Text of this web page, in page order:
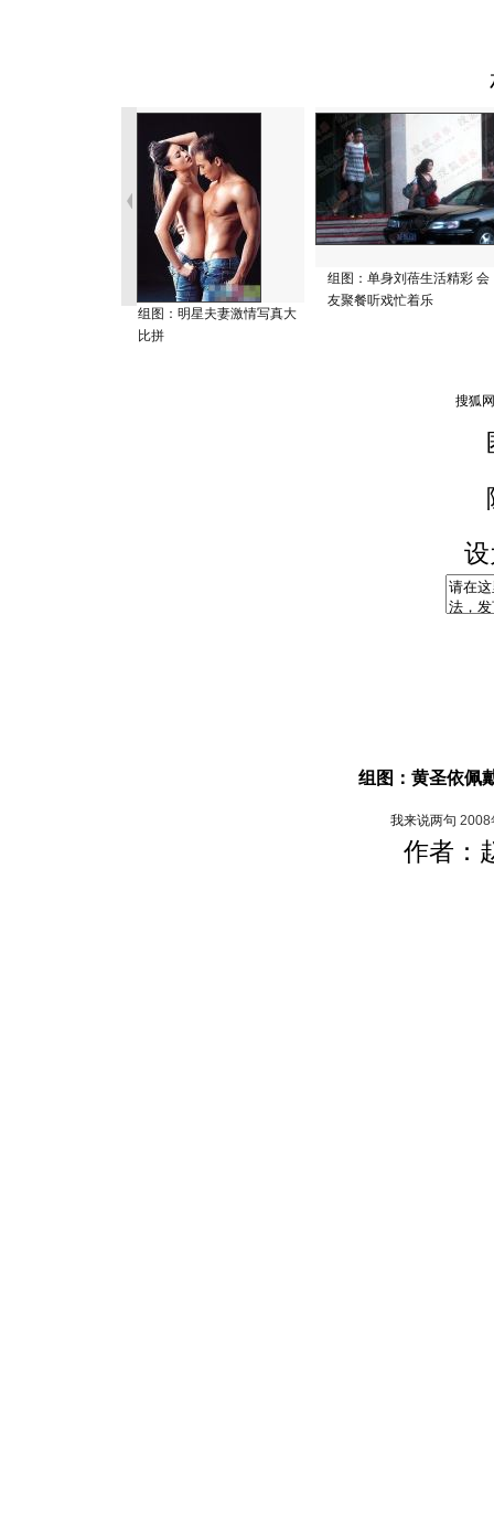
组图：明星夫妻激情写真大
比拼
组图：单身刘蓓生活精彩 会
友聚餐听戏忙着乐
组图：黄圣依佩
我来说两句 2008
作者：